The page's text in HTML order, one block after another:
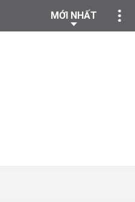
MỚI NHẤT